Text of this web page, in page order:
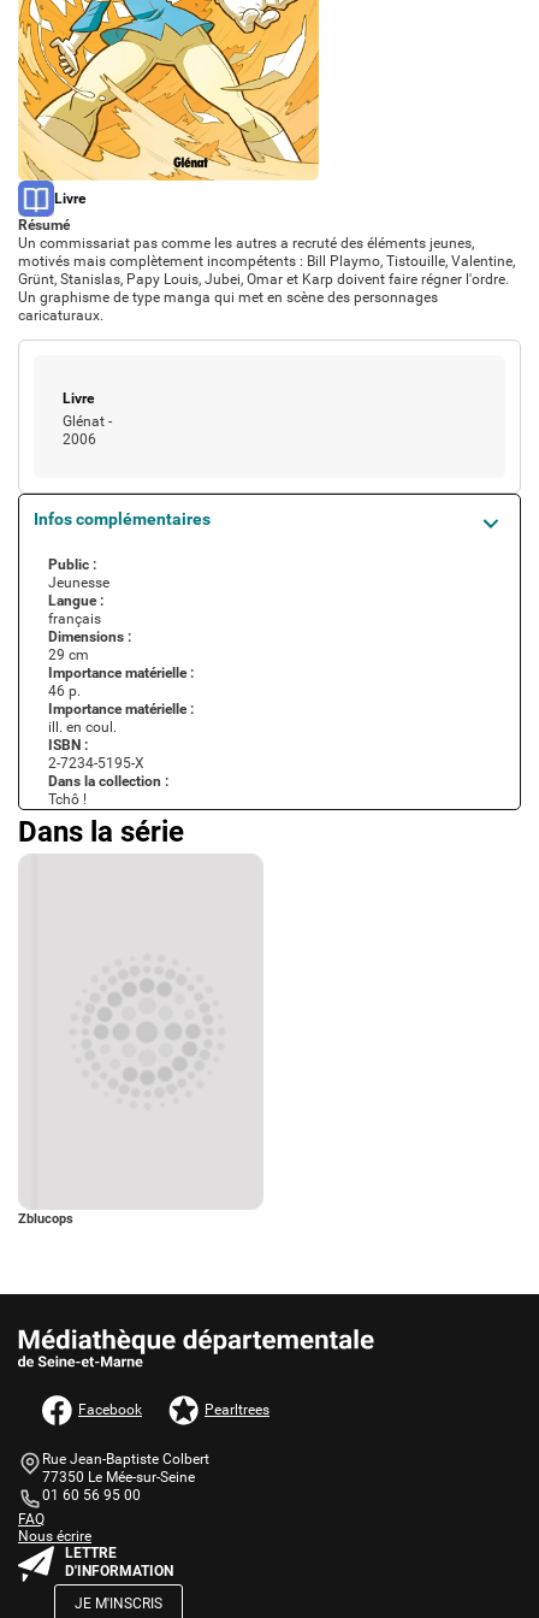
Actions culturelles
Desserte documentaire
Accompagnement au quotidien
Accompagnement de projets
Ressources
pro
Tutoriels Syrtis
Veille professionnelle
Fiches pratiques
Publications
Type de support matériel
Livre
Résumé
Un commissariat pas comme les autres a recruté des éléments jeunes,
motivés mais complètement incompétents : Bill Playmo, Tistouille, Valentine,
Grünt, Stanislas, Papy Louis, Jubei, Omar et Karp doivent faire régner l'ordre.
Un graphisme de type manga qui met en scène des personnages
caricaturaux.
Type de support matériel
Livre
Glénat -
2006
Infos complémentaires
Public :
Jeunesse
Langue :
français
Dimensions :
29 cm
Importance matérielle :
46 p.
Importance matérielle :
ill. en coul.
ISBN :
2-7234-5195-X
Dans la collection :
Tchô !
Dans la série
Zblucops
AUTRES INFORMATIONS ET MENTIONS LÉGALES
Facebook Pearltrees
Bloc
de
texte
Informations de contact
Rue Jean-Baptiste Colbert
77350 Le Mée-sur-Seine
01 60 56 95 00
Bloc
de
texte
Une question ?
FAQ
Nous écrire
Bloc
de
LETTRE
D'INFORMATION
JE M'INSCRIS